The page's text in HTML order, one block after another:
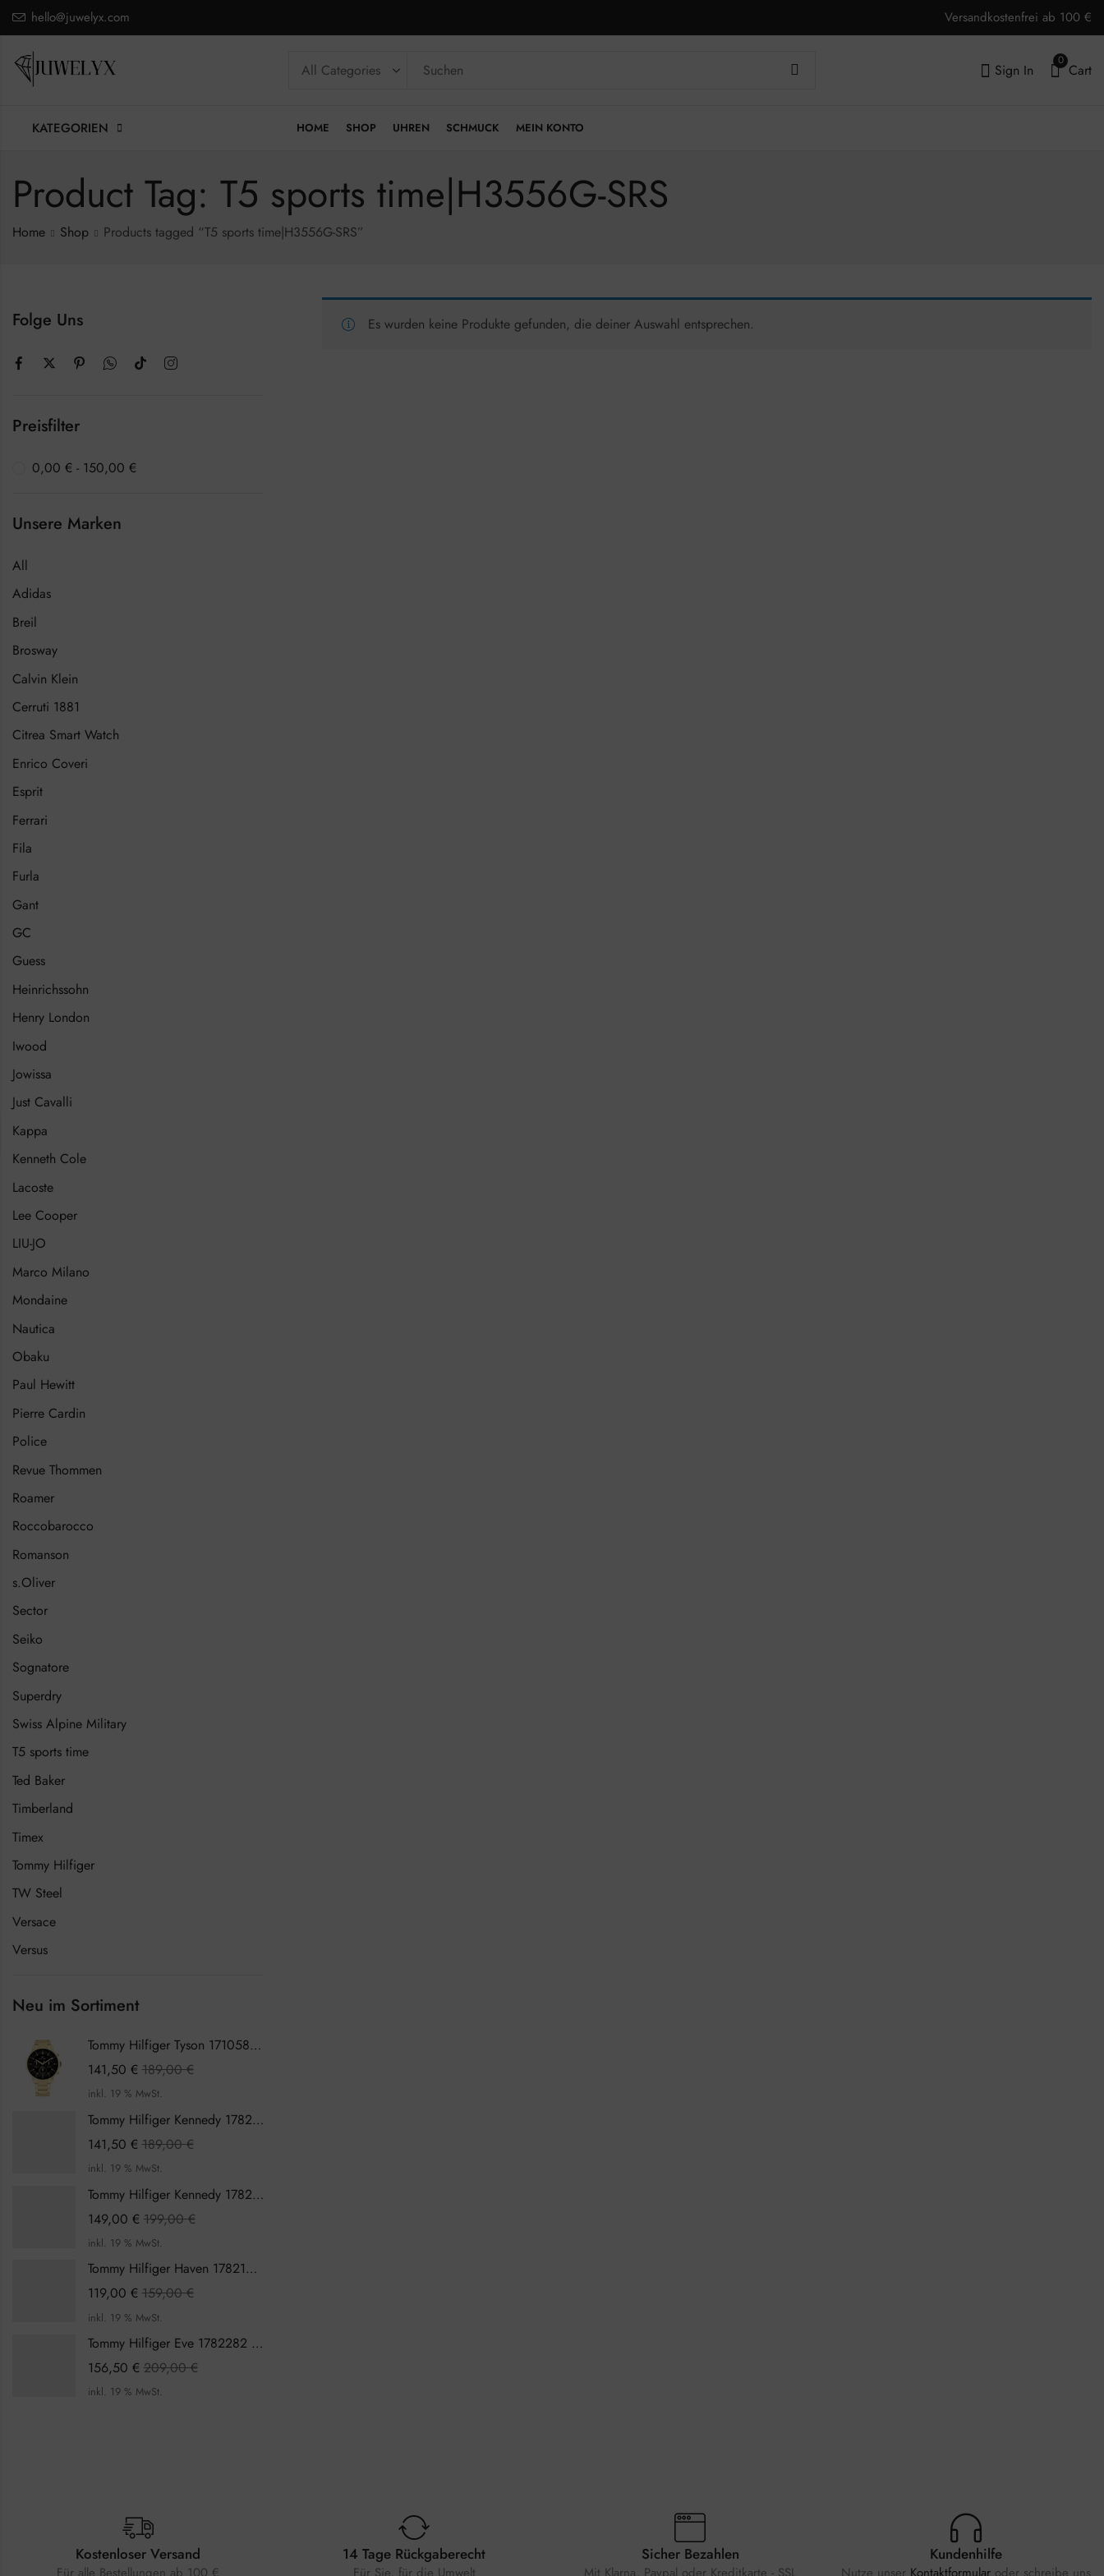
hello@juwelyx.com Versandkostenfrei ab 100 €
Sign In
0
Cart
KATEGORIEN HOME SHOP UHREN SCHMUCK MEIN KONTO
Product Tag: T5 sports time|H3556G-SRS
Home Shop Products tagged “T5 sports time|H3556G-SRS”
Es wurden keine Produkte gefunden, die deiner Auswahl entsprechen.
Folge Uns
Preisfilter
0,00 € - 150,00 €
Unsere Marken
All
Adidas
Breil
Brosway
Calvin Klein
Cerruti 1881
Citrea Smart Watch
Enrico Coveri
Esprit
Ferrari
Fila
Furla
Gant
GC
Guess
Heinrichssohn
Henry London
Iwood
Jowissa
Just Cavalli
Kappa
Kenneth Cole
Lacoste
Lee Cooper
LIU-JO
Marco Milano
Mondaine
Nautica
Obaku
Paul Hewitt
Pierre Cardin
Police
Revue Thommen
Roamer
Roccobarocco
Romanson
s.Oliver
Sector
Seiko
Sognatore
Superdry
Swiss Alpine Military
T5 sports time
Ted Baker
Timberland
Timex
Tommy Hilfiger
TW Steel
Versace
Versus
Neu im Sortiment
Tommy Hilfiger Tyson 1710589 Herrenuhr
141,50 € 189,00€
inkl. 19 % MwSt.
Tommy Hilfiger Kennedy 1782387 Damenuhr
141,50 € 189,00€
inkl. 19 % MwSt.
Tommy Hilfiger Kennedy 1782386 Damenuhr
149,00 € 199,00€
inkl. 19 % MwSt.
Tommy Hilfiger Haven 1782199 Damenuhr
119,00 € 159,00€
inkl. 19 % MwSt.
Tommy Hilfiger Eve 1782282 Damenuhr
156,50 € 209,00€
inkl. 19 % MwSt.
Kostenloser Versand
Für alle Bestellungen ab 100 €
14 Tage Rückgaberecht
Für Sie, für die Umwelt
Sicher Bezahlen
Mit Klarna, Paypal oder Kreditkarte - SSL
Kundenhilfe
Nutze unser Kontaktformular oder schreibe uns